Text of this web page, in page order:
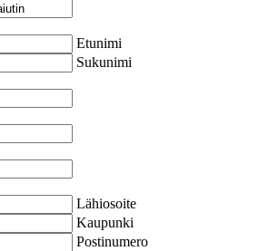
Etunimi
Sukunimi
Lähiosoite
Kaupunki
Postinumero